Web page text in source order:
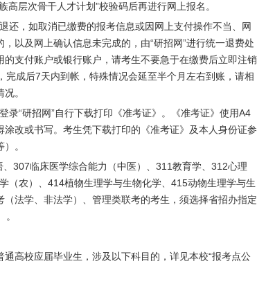
层次骨干人才计划”校验码后再进行网上报名。
，如取消已缴费的报考信息或因网上支付操作不当、网
以及网上确认信息未完成的，由“研招网”进行统一退费处
支付账户或银行账户，请考生不要急于在缴费后立即注销
成后7天内到帐，特殊情况会延至半个月左右到账，请相
。
“研招网”自行下载打印《准考证》。《准考证》使用A4
改或书写。考生凭下载打印的《准考证》及本人身份证参
。
临床医学综合能力（中医）、311教育学、312心理
（农）、414植物生理学与生物化学、415动物生理学与生
法学、非法学）、管理类联考的考生，须选择省招办指定
校应届毕业生，涉及以下科目的，详见本校“报考点公